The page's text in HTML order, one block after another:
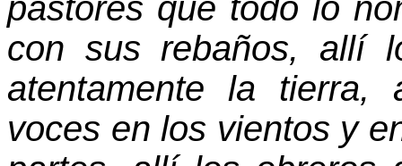
pastores que todo lo
con sus rebaños, allí
atentamente la
voces en los vientos y